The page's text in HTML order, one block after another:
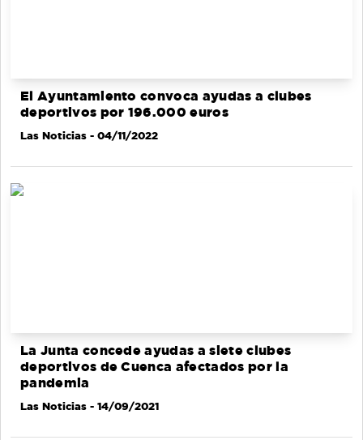
El Ayuntamiento convoca ayudas a clubes
deportivos por 196.000 euros
Las Noticias - 04/11/2022
La Junta concede ayudas a siete clubes
deportivos de Cuenca afectados por la
pandemia
Las Noticias - 14/09/2021